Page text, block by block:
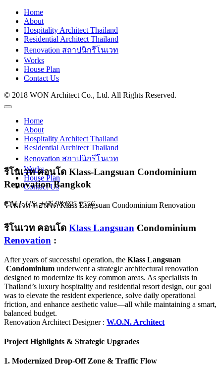
Home
About
Hospitality Architect Thailand
Residential Architect Thailand
Renovation สถาปนิกรีโนเวท
Works
House Plan
Contact Us
© 2018 WON Architect Co., Ltd. All Rights Reserved.
Home
About
Hospitality Architect Thailand
Residential Architect Thailand
Renovation สถาปนิกรีโนเวท
Works
House Plan
Contact Us
CALL US:+66 98 695 9556
รีโนเวท คอนโด Klass-Langsuan Condominium
Renovation Bangkok
รีโนเวท คอนโด Klass Langsuan Condominium Renovation
รีโนเวท คอนโด Klass Langsuan Condominium
Renovation :
After years of successful operation, the Klass Langsuan
Condominium underwent a strategic architectural renovation
designed to modernize its key common areas. As specialists in
Thailand’s luxury hospitality and residential resort design, our goal
was to elevate the resident experience, solve daily operational
friction, and enhance aesthetic value—all while maintaining a smart,
balanced budget.
Renovation Architect Designer : W.O.N. Architect
Project Highlights & Strategic Upgrades
1. Modernized Drop-Off Zone & Traffic Flow